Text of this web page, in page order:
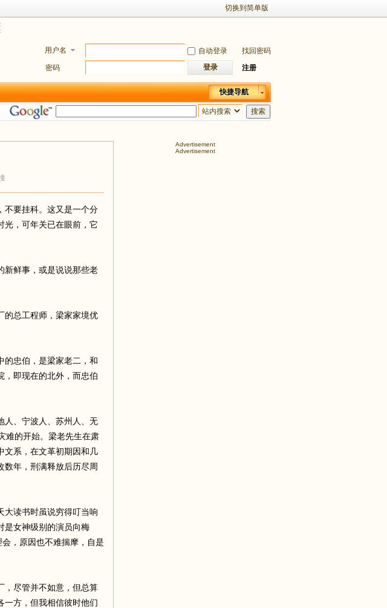
切换到简单版
用户名 自动登录
找回密码
密码
登录 注册
快捷导航
搜索
要挂科。这又是一个分
光，可年关已在眼前，它
新鲜事，或是说说那些老
的总工程师，梁家家境优
的忠伯，是梁家老二，和
，即现在的北外，而忠伯
人、宁波人、苏州人、无
难的开始。梁老先生在肃
文系，在文革初期因和几
数年，刑满释放后历尽周
大读书时虽说穷得叮当响
是女神级别的演员向梅
会，原因也不难揣摩，自是
，尽管并不如意，但总算
一方，但我相信彼时他们
Advertisement
Advertisement